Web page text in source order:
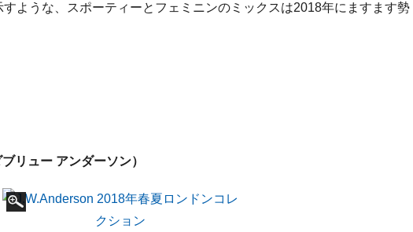
ような、スポーティーとフェミニンのミックスは2018年にますます勢
リュー アンダーソン）